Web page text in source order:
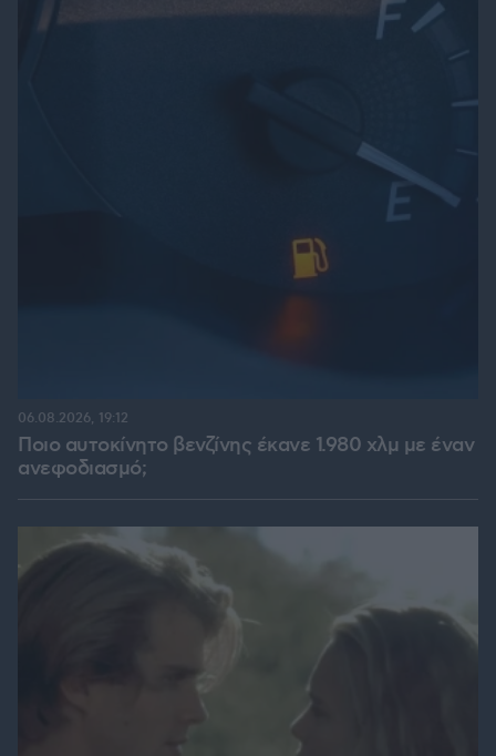
Ποιο αυτοκίνητο βενζίνης έκανε 1.980 χλμ με έναν
ανεφοδιασμό;
06.08.2026, 19:12